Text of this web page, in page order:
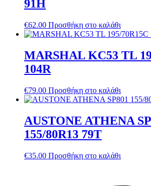
91H
€62.00 Προσθήκη στο καλάθι
MARSHAL KC53 TL
104R
€79.00 Προσθήκη στο καλάθι
AUSTONE ATHENA
155/80R13 79T
€35.00 Προσθήκη στο καλάθι